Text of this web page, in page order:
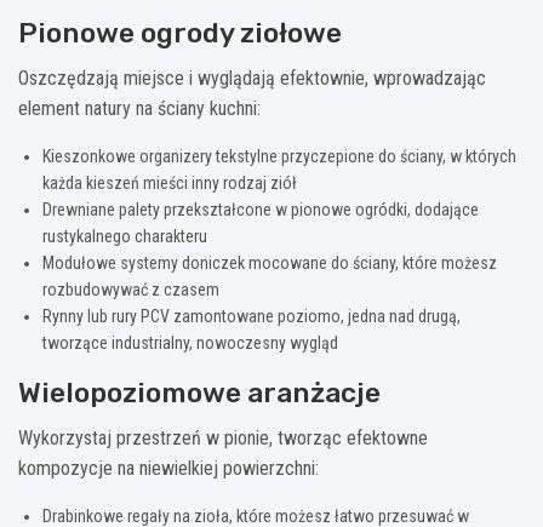
Pionowe ogrody ziołowe
Oszczędzają miejsce i wyglądają efektownie, wprowadzając
element natury na ściany kuchni:
Kieszonkowe organizery tekstylne przyczepione do ściany, w których
każda kieszeń mieści inny rodzaj ziół
Drewniane palety przekształcone w pionowe ogródki, dodające
rustykalnego charakteru
Modułowe systemy doniczek mocowane do ściany, które możesz
rozbudowywać z czasem
Rynny lub rury PCV zamontowane poziomo, jedna nad drugą,
tworzące industrialny, nowoczesny wygląd
Wielopoziomowe aranżacje
Wykorzystaj przestrzeń w pionie, tworząc efektowne
kompozycje na niewielkiej powierzchni:
Drabinkowe regały na zioła, które możesz łatwo przesuwać w